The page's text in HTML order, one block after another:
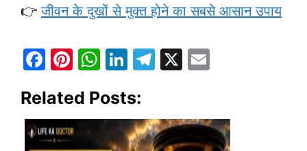
👉जीवन के दुखों से मुक्त होने का सबसे आसान उपाय
F
c
e
Pi
er
e
W
at
s
Li
k
e
T
gr
X
l
Related Posts: